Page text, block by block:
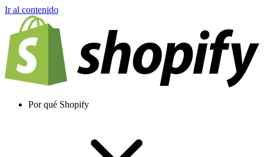
Ir al contenido
Por qué Shopify